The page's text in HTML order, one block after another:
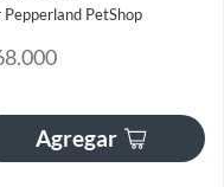
Pepperland PetShop
Agregar